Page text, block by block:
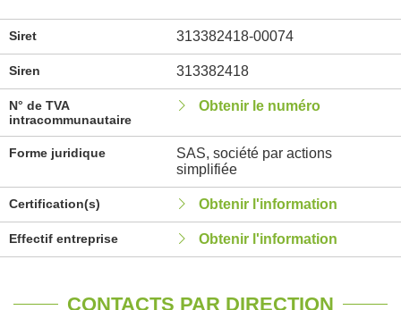
Siret 313382418-00074
Siren 313382418
N° de TVA
intracommunautaire
Obtenir le numéro
Forme juridique
SAS, société par actions
simplifiée
Certification(s) Obtenir l'information
Effectif entreprise Obtenir l'information
CONTACTS PAR DIRECTION